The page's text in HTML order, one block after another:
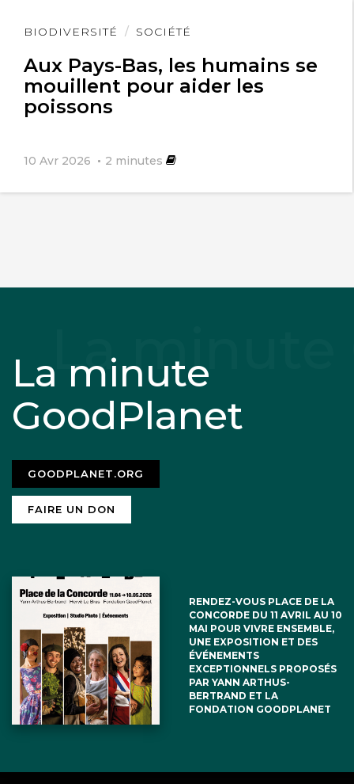
BIODIVERSITÉ SOCIÉTÉ
Aux Pays-Bas, les humains se
mouillent pour aider les
poissons
10 Avr 2026 2 minutes
Lire
La minute
GoodPlanet
GOODPLANET.ORG
FAIRE UN DON
RENDEZ-VOUS PLACE DE LA
CONCORDE DU 11 AVRIL AU 10
MAI POUR VIVRE ENSEMBLE,
UNE EXPOSITION ET DES
ÉVÉNEMENTS
EXCEPTIONNELS PROPOSÉS
PAR YANN ARTHUS-
BERTRAND ET LA
FONDATION GOODPLANET